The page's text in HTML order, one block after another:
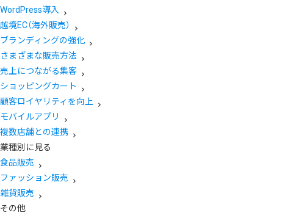
WordPress導入
越境EC（海外販売）
ブランディングの強化
さまざまな販売方法
売上につながる集客
ショッピングカート
顧客ロイヤリティを向上
モバイルアプリ
複数店舗との連携
業種別に見る
食品販売
ファッション販売
雑貨販売
その他